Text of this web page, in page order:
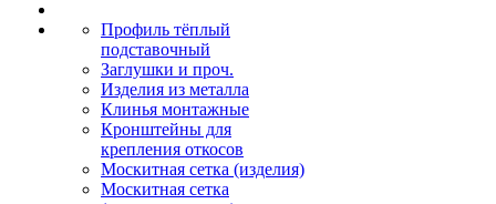
Профиль тёплый
подставочный
Заглушки и проч.
Изделия из металла
Клинья монтажные
Кронштейны для
крепления откосов
Москитная сетка (изделия)
Москитная сетка